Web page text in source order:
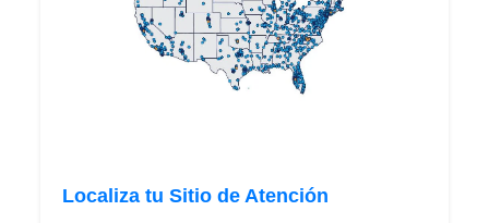
Localiza tu Sitio de Atención